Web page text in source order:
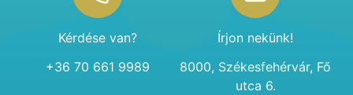
Kérdése van?
+36 70 661 9989
Írjon nekünk!
8000, Székesfehérvár, Fő
utca 6.